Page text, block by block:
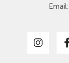
Email: